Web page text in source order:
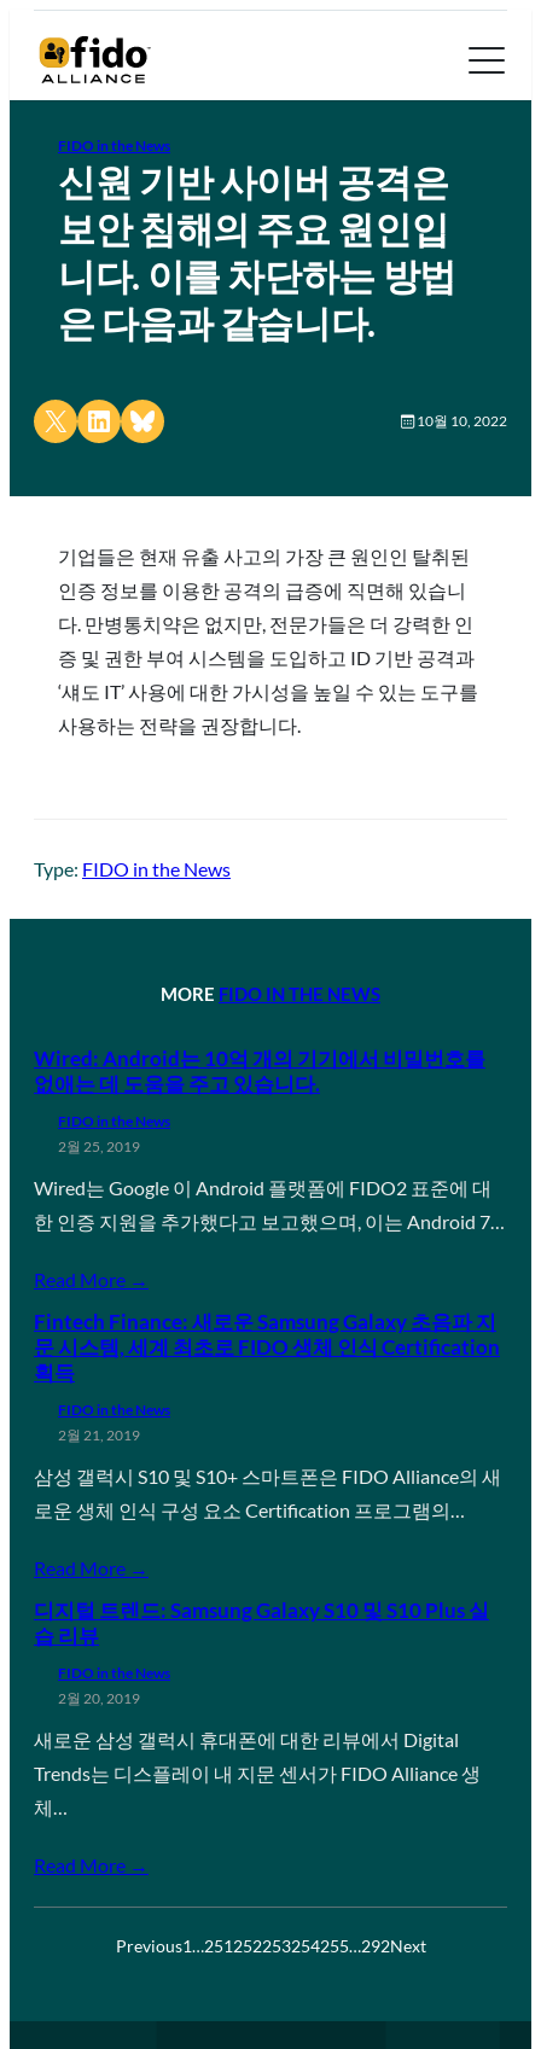
FIDO in the News
신원 기반 사이버 공격은
보안 침해의 주요 원인입
니다. 이를 차단하는 방법
은 다음과 같습니다.
Share on X Share on LinkedIn
Share on Bluesky 10월 10, 2022
기업들은 현재 유출 사고의 가장 큰 원인인 탈취된
인증 정보를 이용한 공격의 급증에 직면해 있습니
다. 만병통치약은 없지만, 전문가들은 더 강력한 인
증 및 권한 부여 시스템을 도입하고 ID 기반 공격과
‘섀도 IT’ 사용에 대한 가시성을 높일 수 있는 도구를
사용하는 전략을 권장합니다.
Type: FIDO in the News
MORE FIDO IN THE NEWS
Wired: Android는 10억 개의 기기에서 비밀번호를
없애는 데 도움을 주고 있습니다.
FIDO in the News
2월 25, 2019
Wired는 Google 이 Android 플랫폼에 FIDO2 표준에 대
한 인증 지원을 추가했다고 보고했으며, 이는 Android 7…
Read More →
Fintech Finance: 새로운 Samsung Galaxy 초음파 지
문 시스템, 세계 최초로 FIDO 생체 인식 Certification
획득
FIDO in the News
2월 21, 2019
삼성 갤럭시 S10 및 S10+ 스마트폰은 FIDO Alliance의 새
로운 생체 인식 구성 요소 Certification 프로그램의…
Read More →
디지털 트렌드: Samsung Galaxy S10 및 S10 Plus 실
습 리뷰
FIDO in the News
2월 20, 2019
새로운 삼성 갤럭시 휴대폰에 대한 리뷰에서 Digital
Trends는 디스플레이 내 지문 센서가 FIDO Alliance 생
체…
Read More →
Previous1…251252253254255…292Next